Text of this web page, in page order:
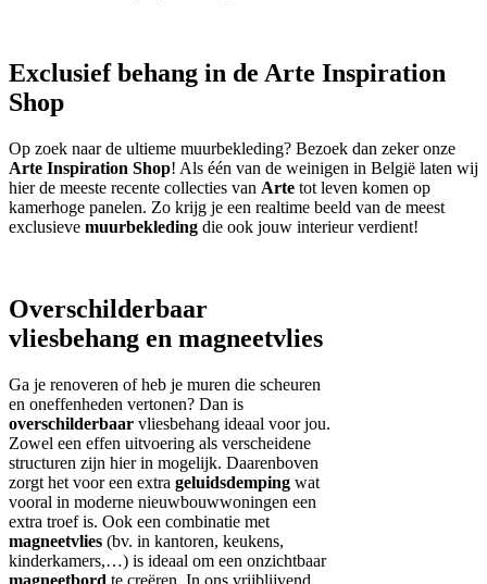
Exclusief behang in de Arte Inspiration
Shop
Op zoek naar de ultieme muurbekleding? Bezoek dan zeker onze
Arte Inspiration Shop! Als één van de weinigen in België laten wij
hier de meeste recente collecties van Arte tot leven komen op
kamerhoge panelen. Zo krijg je een realtime beeld van de meest
exclusieve muurbekleding die ook jouw interieur verdient!
Overschilderbaar
vliesbehang en magneetvlies
Ga je renoveren of heb je muren die scheuren
en oneffenheden vertonen? Dan is
overschilderbaar vliesbehang ideaal voor jou.
Zowel een effen uitvoering als verscheidene
structuren zijn hier in mogelijk. Daarenboven
zorgt het voor een extra geluidsdemping wat
vooral in moderne nieuwbouwwoningen een
extra troef is. Ook een combinatie met
magneetvlies (bv. in kantoren, keukens,
kinderkamers,…) is ideaal om een onzichtbaar